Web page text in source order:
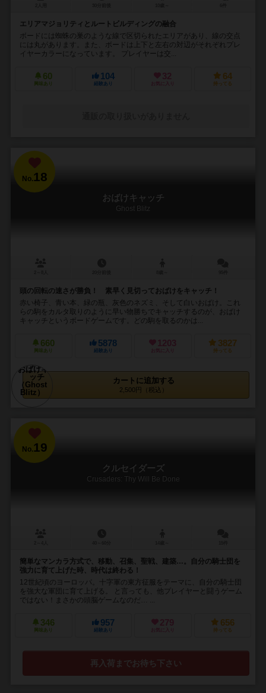
エリアマジョリティとルートビルディングの融合
ボードには蜘蛛の巣のような線で区切られたエリアがあり、線の交点
には丸があります。また、ボードは上下と左右の対辺がそれぞれプレ
イヤーカラーになっています。 プレイヤーは交...
60
興味あり
104
経験あり
32
お気に入り
64
持ってる
No.18
おばけキャッチ
Ghost Blitz
頭の回転の速さが勝負！ 素早く見切っておばけをキャッチ！
赤い椅子、青い本、緑の瓶、灰色のネズミ、そして白いおばけ。これ
らの駒をカルタ取りのように早い物勝ちでキャッチするのが、おばけ
キャッチというボードゲームです。どの駒を取るのかは...
660
興味あり
5878
経験あり
1203
お気に入り
3827
持ってる
カートに追加する
2,500円（税込）
No.19
クルセイダーズ
Crusaders: Thy Will Be Done
簡単なマンカラ方式で、移動、召集、聖戦、建築…。自分の騎士団を
強力に育て上げた時、時代は終わる！
12世紀頃のヨーロッパ。十字軍の東方征服をテーマに、自分の騎士団
を強大な軍団に育て上げる。 と言っても、他プレイヤーと闘うゲーム
ではない！まさかの頭脳ゲームなのだ… ...
346
興味あり
957
経験あり
279
お気に入り
656
持ってる
再入荷までお待ち下さい